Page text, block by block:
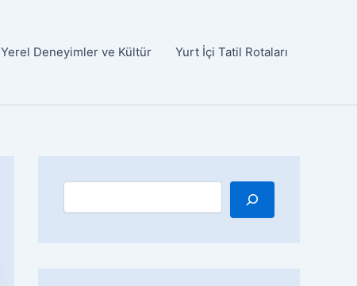
Yerel Deneyimler ve Kültür Yurt İçi Tatil Rotaları
A